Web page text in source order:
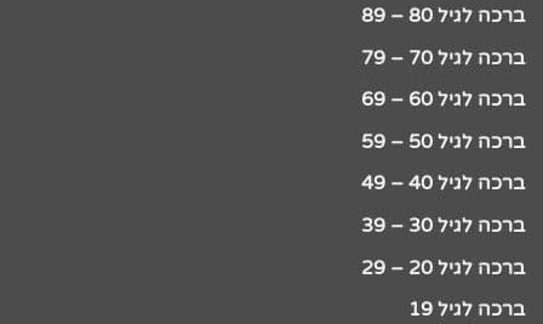
ברכה לגיל 80 – 89
ברכה לגיל 70 – 79
ברכה לגיל 60 – 69
ברכה לגיל 50 – 59
ברכה לגיל 40 – 49
ברכה לגיל 30 – 39
ברכה לגיל 20 – 29
ברכה לגיל 19